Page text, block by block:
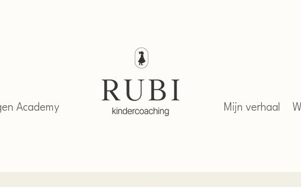
Academy Mijn verhaal